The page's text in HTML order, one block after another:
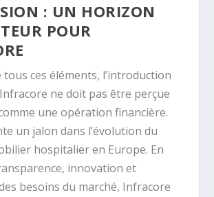
: UN HORIZON
POUR
tous ces éléments, l’introduction
ne doit pas être perçue
une opération financière.
un jalon dans l’évolution du
hospitalier en Europe. En
innovation et
besoins du marché, Infracore